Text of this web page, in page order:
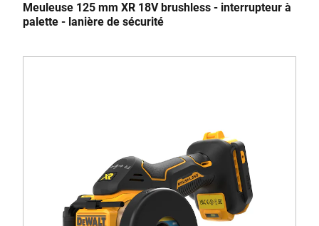
Meuleuse 125 mm XR 18V brushless - interrupteur à
palette - lanière de sécurité